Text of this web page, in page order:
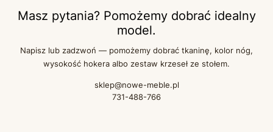
Masz pytania? Pomożemy dobrać idealny
model.
Napisz lub zadzwoń — pomożemy dobrać tkaninę, kolor nóg,
wysokość hokera albo zestaw krzeseł ze stołem.
sklep@nowe-meble.pl
731-488-766